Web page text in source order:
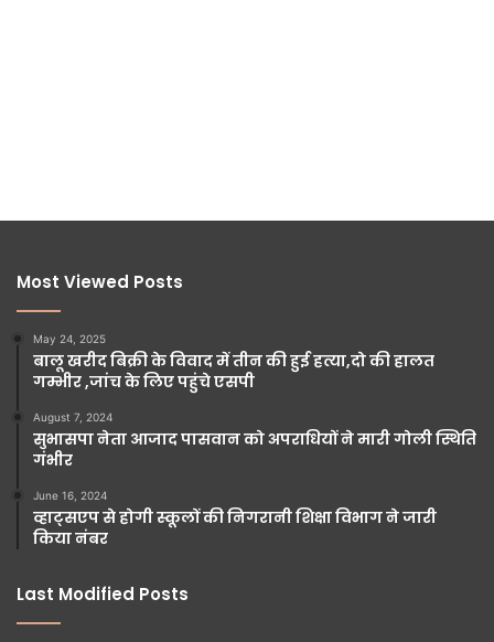
Most Viewed Posts
May 24, 2025
बालू खरीद बिक्री के विवाद में तीन की हुई हत्या,दो की हालत
गम्भीर ,जांच के लिए पहुंचे एसपी
August 7, 2024
सुभासपा नेता आजाद पासवान को अपराधियों ने मारी गोली स्थिति
गंभीर
June 16, 2024
व्हाट्सएप से होगी स्कूलों की निगरानी शिक्षा विभाग ने जारी
किया नंबर
Last Modified Posts